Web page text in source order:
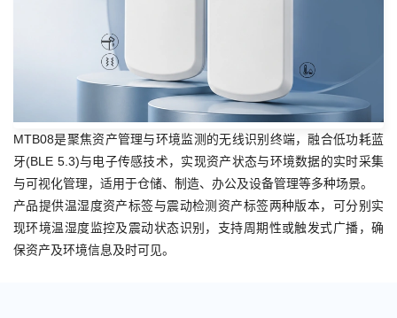
MTB08是聚焦资产管理与环境监测的无线识别终端，融合低功耗蓝
牙(BLE 5.3)与电子传感技术，实现资产状态与环境数据的实时采集
与可视化管理，适用于仓储、制造、办公及设备管理等多种场景。
产品提供温湿度资产标签与震动检测资产标签两种版本，可分别实
现环境温湿度监控及震动状态识别，支持周期性或触发式广播，确
保资产及环境信息及时可见。